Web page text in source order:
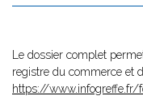
Le dossier complet
registre du commerce et
https://